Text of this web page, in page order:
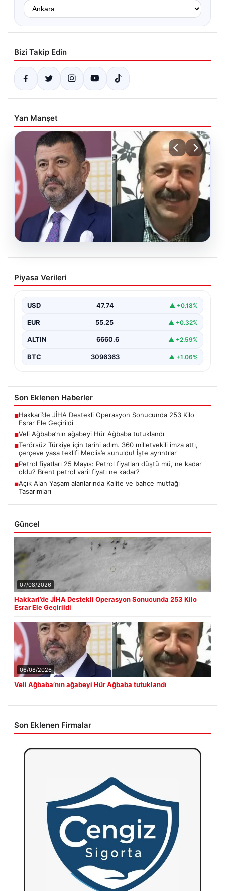
Bizi Takip Edin
Yan Manşet
06.08.2026
Veli Ağbaba’nın ağabeyi Hür Ağbaba
tutuklandı
Piyasa Verileri
USD 47.74 ▲ +0.18%
EUR 55.25 ▲ +0.32%
ALTIN 6660.6 ▲ +2.59%
BTC 3096363 ▲ +1.06%
Son Eklenen Haberler
■Hakkari’de JİHA Destekli Operasyon Sonucunda 253 Kilo
Esrar Ele Geçirildi
■Veli Ağbaba’nın ağabeyi Hür Ağbaba tutuklandı
■Terörsüz Türkiye için tarihi adım. 360 milletvekili imza attı,
çerçeve yasa teklifi Meclis’e sunuldu! İşte ayrıntılar
■Petrol fiyatları 25 Mayıs: Petrol fiyatları düştü mü, ne kadar
oldu? Brent petrol varil fiyatı ne kadar?
■Açık Alan Yaşam alanlarında Kalite ve bahçe mutfağı
Tasarımları
Güncel
07/08/2026
Hakkari’de JİHA Destekli Operasyon Sonucunda 253 Kilo
Esrar Ele Geçirildi
06/08/2026
Veli Ağbaba’nın ağabeyi Hür Ağbaba tutuklandı
Son Eklenen Firmalar